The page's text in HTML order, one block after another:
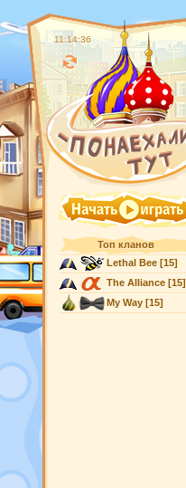
11:14:37
Топ кланов
Lethal Bee[15]
The Alliance[15]
My Way[15]